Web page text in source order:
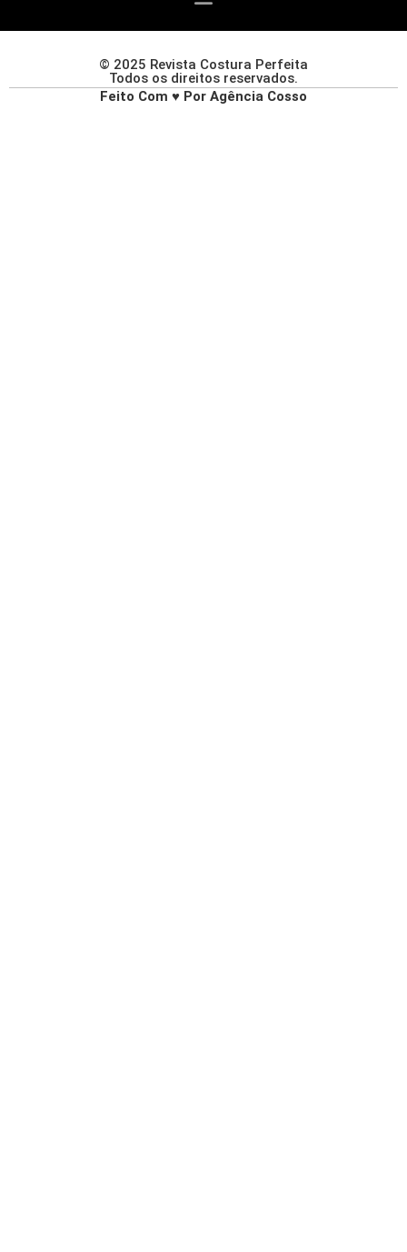
© 2025 Revista Costura Perfeita
Todos os direitos reservados.
Feito Com ♥ Por Agência Cosso